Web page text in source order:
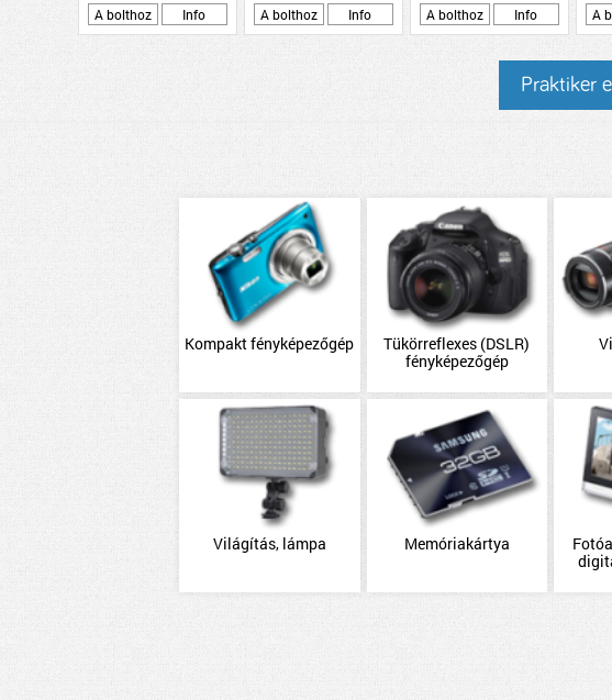
A bolthoz
Info
A bolthoz
Info
A bolthoz
Info
A
Praktiker
Kompakt fényképezőgép
Tükörreflexes (DSLR)
fényképezőgép
Világítás, lámpa Memóriakártya